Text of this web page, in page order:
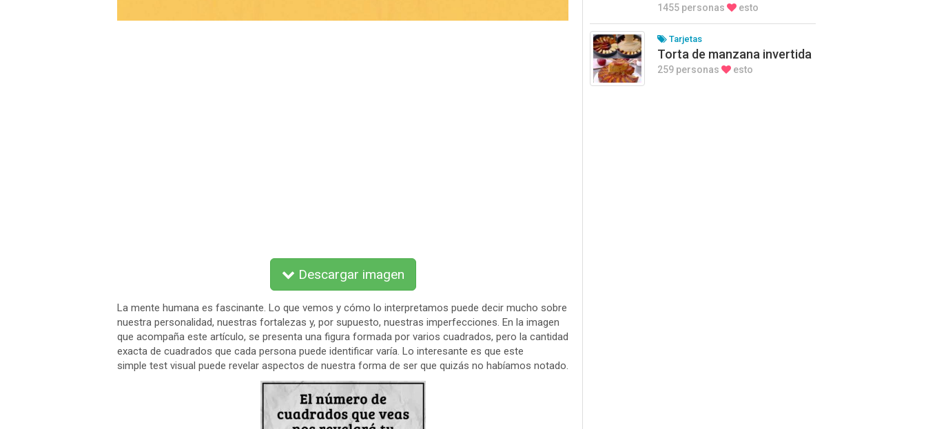
Descargar imagen
La mente humana es fascinante. Lo que vemos y cómo lo interpretamos puede decir mucho sobre
nuestra personalidad, nuestras fortalezas y, por supuesto, nuestras imperfecciones. En la imagen
que acompaña este artículo, se presenta una figura formada por varios cuadrados, pero la cantidad
exacta de cuadrados que cada persona puede identificar varía. Lo interesante es que este
simple test visual puede revelar aspectos de nuestra forma de ser que quizás no habíamos notado.
1455 personas esto
Tarjetas
Torta de manzana invertida
259 personas esto